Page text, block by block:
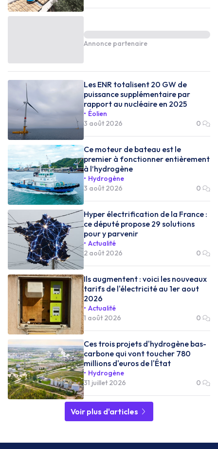
Annonce partenaire
Les ENR totalisent 20 GW de
puissance supplémentaire par
rapport au nucléaire en 2025
Éolien
3 août 2026
0
Ce moteur de bateau est le
premier à fonctionner entièrement
à l’hydrogène
Hydrogène
3 août 2026
0
Hyper électrification de la France :
ce député propose 29 solutions
pour y parvenir
Actualité
2 août 2026
0
Ils augmentent : voici les nouveaux
tarifs de l'électricité au 1er aout
2026
Actualité
1 août 2026
0
Ces trois projets d'hydrogène bas-
carbone qui vont toucher 780
millions d'euros de l'État
Hydrogène
31 juillet 2026
0
Voir plus d'articles